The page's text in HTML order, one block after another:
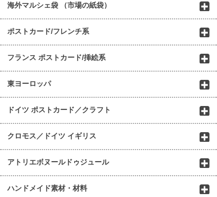
海外マルシェ袋 （市場の紙袋）
ポストカード/フレンチ系
フランス ポストカード/挿絵系
東ヨーロッパ
ドイツ ポストカード／クラフト
クロモス／ドイツ イギリス
アトリエボヌールドゥジュール
ハンドメイド素材・材料